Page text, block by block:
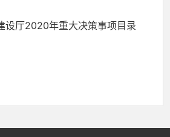
设厅2020年重大决策事项目录